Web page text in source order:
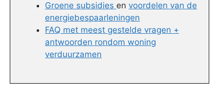
Groene subsidies en voordelen van de
energiebespaarleningen
FAQ met meest gestelde vragen +
antwoorden rondom woning
verduurzamen